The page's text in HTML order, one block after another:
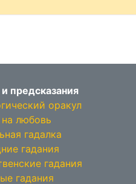
предсказания
оракул
на любовь
гадалка
гадания
гадания
гадания